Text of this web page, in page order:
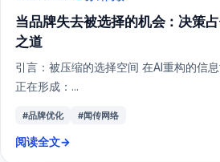
当品牌失去被选择的机会：决策
之道
引言：被压缩的选择空间 在AI重构的信
正在形成：...
#品牌优化 #闻传网络
阅读全文→